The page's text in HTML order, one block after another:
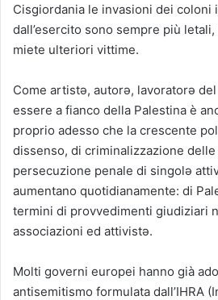
Cisgiordania le invasioni dei coloni
dall’esercito sono sempre più
miete ulteriori vittime.
Come artistə, autorə, lavoratorə
essere a fianco della Palestina è
proprio adesso che la crescente
dissenso, di criminalizzazione
persecuzione penale di singolə
aumentano quotidianamente: di
termini di provvedimenti giudiziari
associazioni ed attivistə.
Molti governi europei hanno già
antisemitismo formulata dall’IHRA